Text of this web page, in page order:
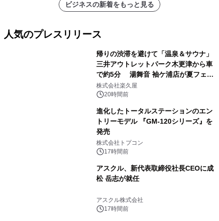
ビジネスの新着をもっと見る
人気のプレスリリース
帰りの渋滞を避けて「温泉＆サウナ」
三井アウトレットパーク木更津から車
で約5分 湯舞音 袖ケ浦店が夏フェア
メニューを提供
株式会社楽久屋
20時間前
進化したトータルステーションのエン
トリーモデル 『GM-120シリーズ』を
発売
株式会社トプコン
17時間前
アスクル、新代表取締役社長CEOに成
松 岳志が就任
アスクル株式会社
17時間前